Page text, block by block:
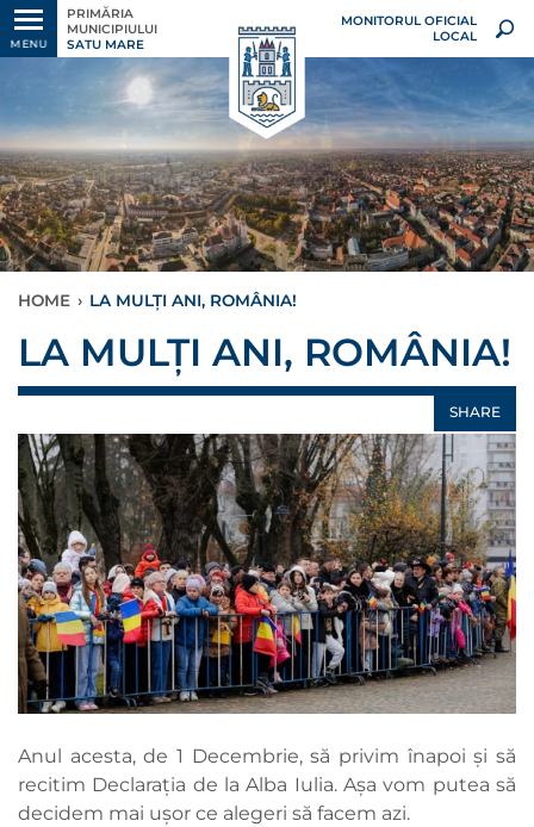
MENU
PRIMĂRIA
MUNICIPIULUI
SATU MARE
MONITORUL OFICIAL
LOCAL
HOME › LA MULȚI ANI, ROMÂNIA!
LA MULȚI ANI, ROMÂNIA!
SHARE
Anul acesta, de 1 Decembrie, să privim înapoi și să
recitim Declarația de la Alba Iulia. Așa vom putea să
decidem mai ușor ce alegeri să facem azi.